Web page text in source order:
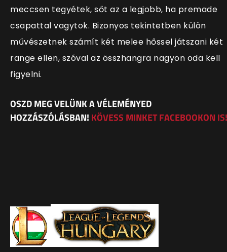
meccsen tegyétek, sőt az a legjobb, ha premade
csapattal vagytok. Bizonyos tekintetben külön
művészetnek számít két melee hőssel játszani két
range ellen, szóval az összhangra nagyon oda kell
figyelni.
OSZD MEG VELÜNK A VÉLEMÉNYED
HOZZÁSZÓLÁSBAN! KÖVESS MINKET FACEBOOKON IS!